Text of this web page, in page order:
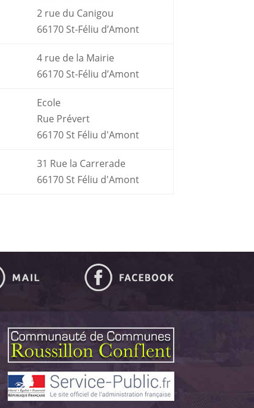
2 rue du Canigou
66170 St-Féliu d’Amont
4 rue de la Mairie
66170 St-Féliu d’Amont
Ecole
Rue Prévert
66170 St Féliu d'Amont
31 Rue la Carrerade
66170 St Féliu d'Amont